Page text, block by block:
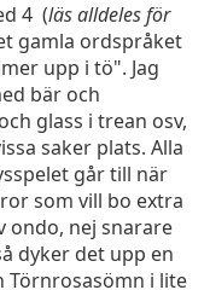
4 (läs alldeles för
gamla ordspråket
upp i tö". Jag
bär och
glass i trean osv,
saker plats. Alla
går till när
som vill bo extra
ondo, nej snarare
dyker det upp en
Törnrosasömn i lite